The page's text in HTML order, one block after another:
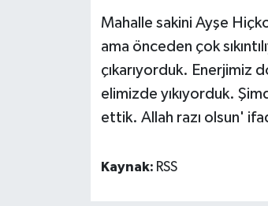
Mahalle sakini Ayşe
ama önceden çok
çıkarıyorduk. Enerjimiz
elimizde yıkıyorduk.
ettik. Allah razı olsun'
Kaynak: RSS